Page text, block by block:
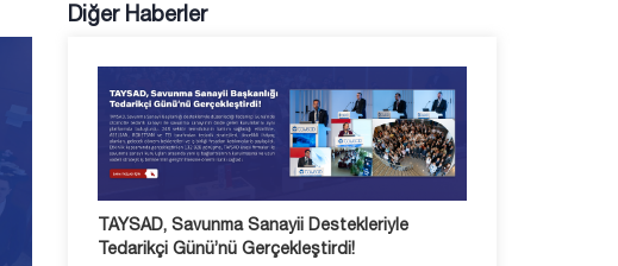
Diğer Haberler
TAYSAD, Savunma Sanayii Destekleriyle
Tedarikçi Günü’nü Gerçekleştirdi!